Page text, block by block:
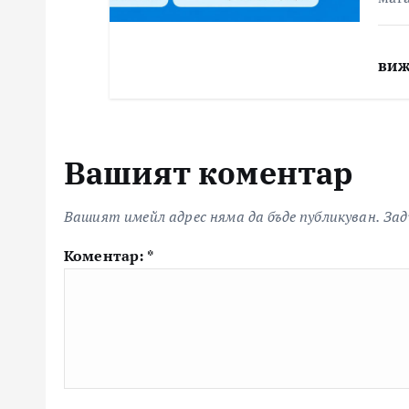
Вашият коментар
Вашият имейл адрес няма да бъде публикуван.
Коментар: *